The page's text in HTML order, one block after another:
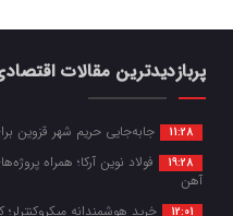
پربازدیدترین مقالات
11:28 جابه‌جایی حریم شهر قزوین
19:28
فولاد نوین آرکا؛ همراه
آهن
12:01 خرید هوشمندانه